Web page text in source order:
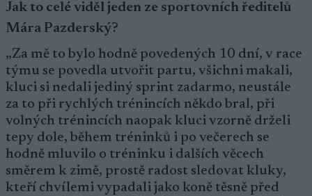
Jak to celé viděl jeden ze sportovních ředitelů
Mára Pazderský?
„Za mě to bylo hodně povedených 10 dní, v race
týmu se povedla utvořit partu, všichni makali,
kluci si nedali jediný sprint zadarmo, neustále
za to při rychlých trénincích někdo bral, při
volných trénincích naopak kluci vzorně drželi
tepy dole, během tréninků i po večerech se
hodně mluvilo o tréninku i dalších věcech
směrem k zimě, prostě radost sledovat kluky,
kteří chvílemi vypadali jako koně těsně před